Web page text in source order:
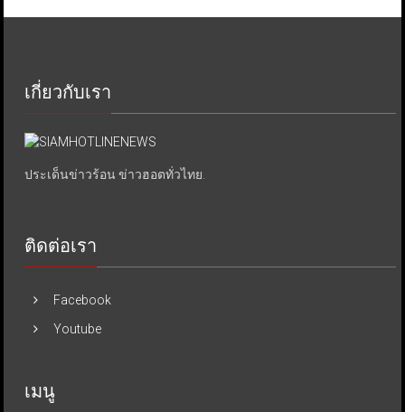
เกี่ยวกับเรา
ประเด็นข่าวร้อน ข่าวฮอตทั่วไทย.
ติดต่อเรา
Facebook
Youtube
เมนู